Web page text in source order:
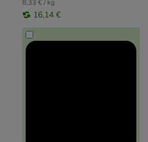
8,33 € / kg
16,14 €